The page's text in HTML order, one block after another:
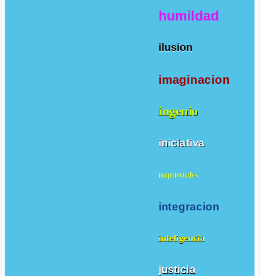
humildad
ilusion
imaginacion
ingenio
iniciativa
inquietudes
integracion
inteligencia
justicia